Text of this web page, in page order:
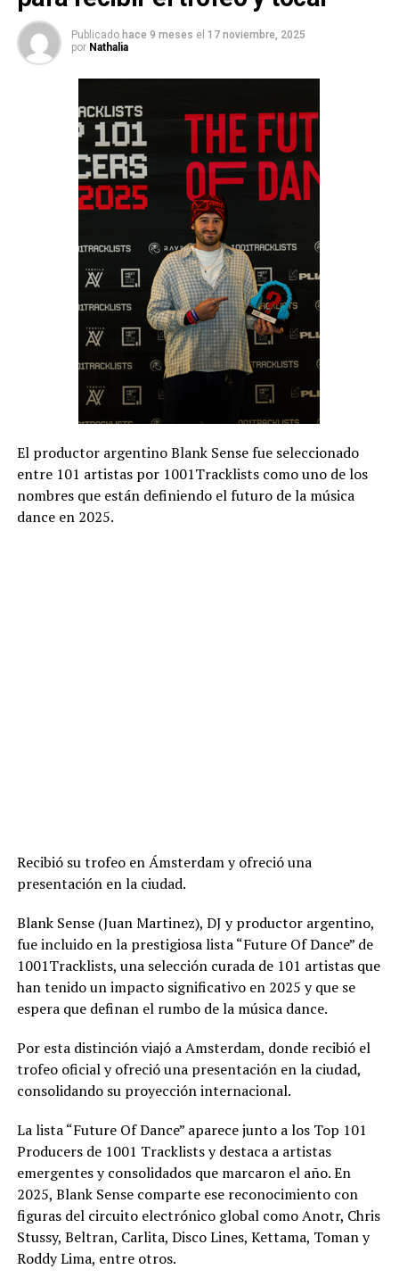
Publicado hace 9 meses el 17 noviembre, 2025
por Nathalia
El productor argentino Blank Sense fue seleccionado
entre 101 artistas por 1001Tracklists como uno de los
nombres que están definiendo el futuro de la música
dance en 2025.
Recibió su trofeo en Ámsterdam y ofreció una
presentación en la ciudad.
Blank Sense (Juan Martinez), DJ y productor argentino,
fue incluido en la prestigiosa lista “Future Of Dance” de
1001Tracklists, una selección curada de 101 artistas que
han tenido un impacto significativo en 2025 y que se
espera que definan el rumbo de la música dance.
Por esta distinción viajó a Amsterdam, donde recibió el
trofeo oficial y ofreció una presentación en la ciudad,
consolidando su proyección internacional.
La lista “Future Of Dance” aparece junto a los Top 101
Producers de 1001 Tracklists y destaca a artistas
emergentes y consolidados que marcaron el año. En
2025, Blank Sense comparte ese reconocimiento con
figuras del circuito electrónico global como Anotr, Chris
Stussy, Beltran, Carlita, Disco Lines, Kettama, Toman y
Roddy Lima, entre otros.